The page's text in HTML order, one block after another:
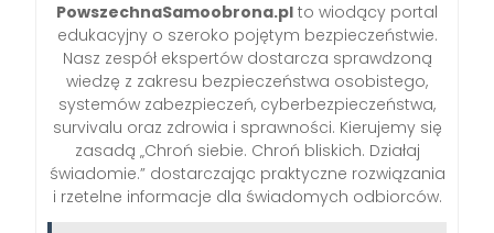
PowszechnaSamoobrona.pl to wiodący portal
edukacyjny o szeroko pojętym bezpieczeństwie.
Nasz zespół ekspertów dostarcza sprawdzoną
wiedzę z zakresu bezpieczeństwa osobistego,
systemów zabezpieczeń, cyberbezpieczeństwa,
survivalu oraz zdrowia i sprawności. Kierujemy się
zasadą „Chroń siebie. Chroń bliskich. Działaj
świadomie.” dostarczając praktyczne rozwiązania
i rzetelne informacje dla świadomych odbiorców.